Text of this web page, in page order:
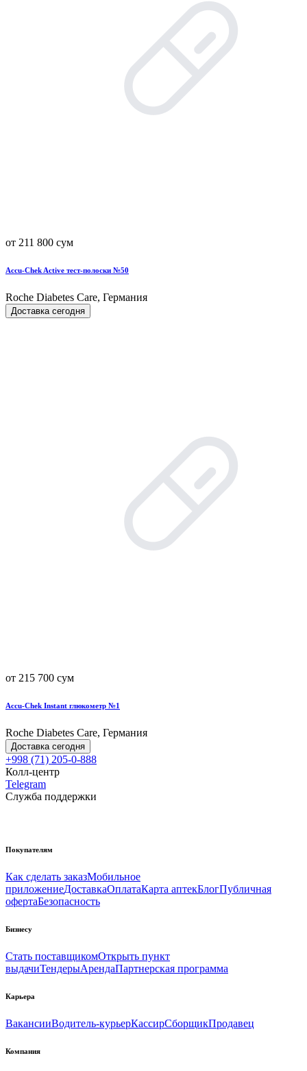
от 211 800 сум
Accu-Chek Active тест-полоски №50
Roche Diabetes Care, Германия
Доставка сегодня
от 215 700 сум
Accu-Chek Instant глюкометр №1
Roche Diabetes Care, Германия
Доставка сегодня
+998 (71) 205-0-888
Колл-центр
Telegram
Служба поддержки
Покупателям
Как сделать заказМобильное
приложениеДоставкаОплатаКарта аптекБлогПубличная
офертаБезопасность
Бизнесу
Стать поставщикомОткрыть пункт
выдачиТендерыАрендаПартнерская программа
Карьера
ВакансииВодитель-курьерКассирСборщикПродавец
Компания